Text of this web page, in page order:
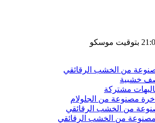
من الخشب الرقائقي
خشبية
مشتركة
مصنوعة من الجلولام
من الخشب الرقائقي
من الخشب الرقائقي